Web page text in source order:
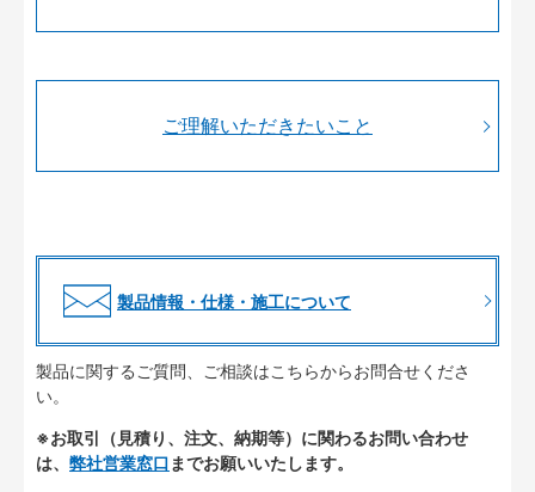
ご理解いただきたいこと
製品情報・仕様・施工について
製品に関するご質問、ご相談はこちらからお問合せくださ
い。
※お取引（見積り、注文、納期等）に関わるお問い合わせ
は、 弊社営業窓口 までお願いいたします。